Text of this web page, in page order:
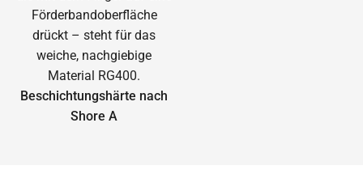
Beschichtungshärte nach
Shore A